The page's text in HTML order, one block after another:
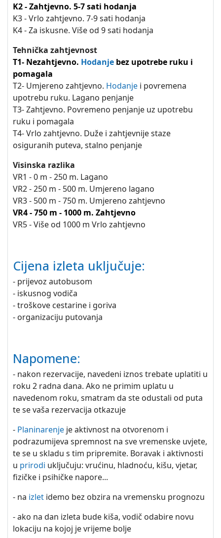
K2 - Zahtjevno. 5-7 sati hodanja
K3 - Vrlo zahtjevno. 7-9 sati hodanja
K4 - Za iskusne. Više od 9 sati hodanja
Tehnička zahtjevnost
T1- Nezahtjevno. Hodanje bez upotrebe ruku i
pomagala
T2- Umjereno zahtjevno. Hodanje i povremena
upotrebu ruku. Lagano penjanje
T3- Zahtjevno. Povremeno penjanje uz upotrebu
ruku i pomagala
T4- Vrlo zahtjevno. Duže i zahtjevnije staze
osiguranih puteva, stalno penjanje
Visinska razlika
VR1 - 0 m - 250 m. Lagano
VR2 - 250 m - 500 m. Umjereno lagano
VR3 - 500 m - 750 m. Umjereno zahtjevno
VR4 - 750 m - 1000 m. Zahtjevno
VR5 - Više od 1000 m Vrlo zahtjevno
Cijena izleta uključuje:
- prijevoz autobusom
- iskusnog vodiča
- troškove cestarine i goriva
- organizaciju putovanja
Napomene:
- nakon rezervacije, navedeni iznos trebate uplatiti u
roku 2 radna dana. Ako ne primim uplatu u
navedenom roku, smatram da ste odustali od puta
te se vaša rezervacija otkazuje
- Planinarenje je aktivnost na otvorenom i
podrazumijeva spremnost na sve vremenske uvjete,
te se u skladu s tim pripremite. Boravak i aktivnosti
u prirodi uključuju: vrućinu, hladnoću, kišu, vjetar,
fizičke i psihičke napore...
- na izlet idemo bez obzira na vremensku prognozu
- ako na dan izleta bude kiša, vodič odabire novu
lokaciju na kojoj je vrijeme bolje